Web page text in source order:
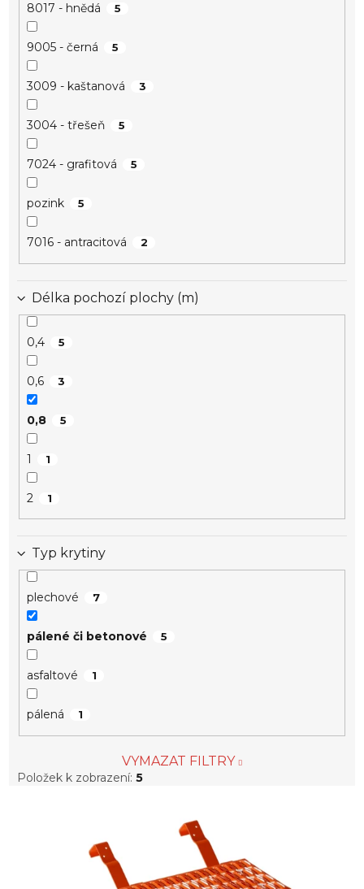
8017 - hnědá 5
9005 - černá 5
3009 - kaštanová 3
3004 - třešeň 5
7024 - grafitová 5
pozink 5
7016 - antracitová 2
Délka pochozí plochy (m)
0,4 5
0,6 3
0,8 5
1 1
2 1
Typ krytiny
plechové 7
pálené či betonové 5
asfaltové 1
pálená 1
VYMAZAT FILTRY
Položek k zobrazení:5